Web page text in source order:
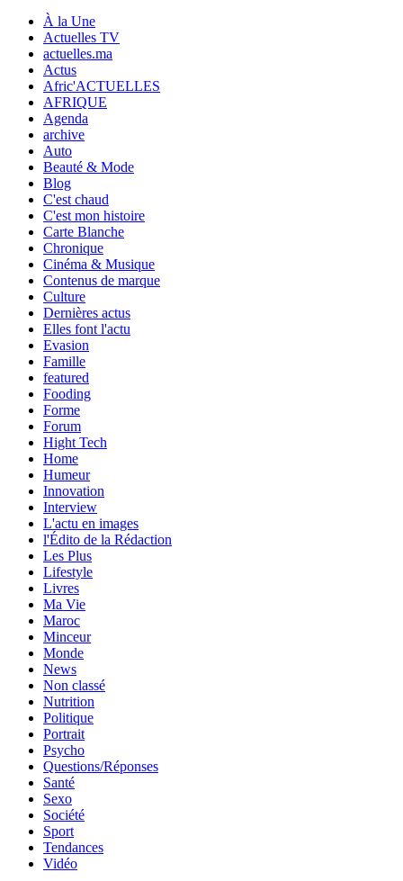
À la Une
Actuelles TV
actuelles.ma
Actus
Afric'ACTUELLES
AFRIQUE
Agenda
archive
Auto
Beauté & Mode
Blog
C'est chaud
C'est mon histoire
Carte Blanche
Chronique
Cinéma & Musique
Contenus de marque
Culture
Dernières actus
Elles font l'actu
Evasion
Famille
featured
Fooding
Forme
Forum
Hight Tech
Home
Humeur
Innovation
Interview
L'actu en images
l'Édito de la Rédaction
Les Plus
Lifestyle
Livres
Ma Vie
Maroc
Minceur
Monde
News
Non classé
Nutrition
Politique
Portrait
Psycho
Questions/Réponses
Santé
Sexo
Société
Sport
Tendances
Vidéo